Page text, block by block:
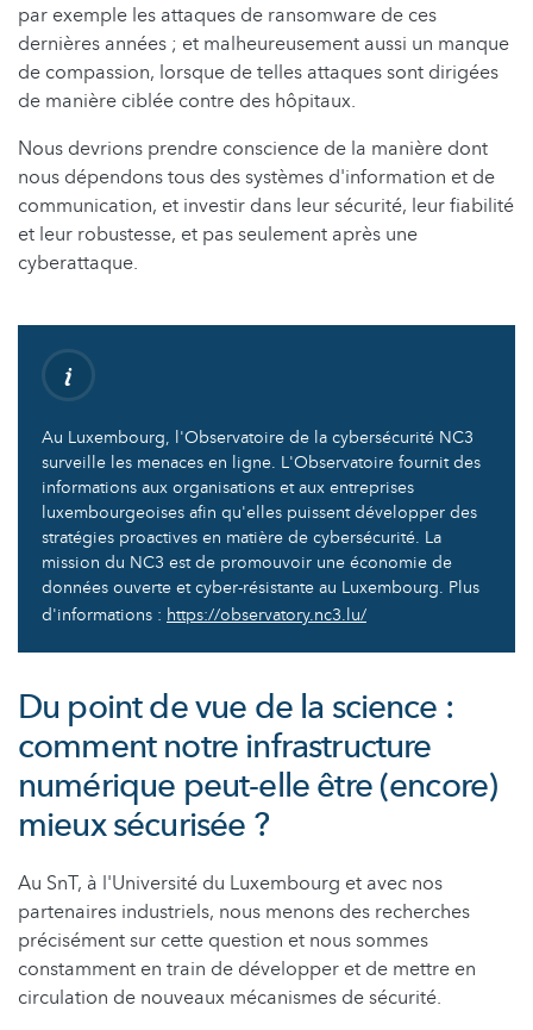
par exemple les attaques de ransomware de ces
dernières années ; et malheureusement aussi un manque
de compassion, lorsque de telles attaques sont dirigées
de manière ciblée contre des hôpitaux.
Nous devrions prendre conscience de la manière dont
nous dépendons tous des systèmes d'information et de
communication, et investir dans leur sécurité, leur fiabilité
et leur robustesse, et pas seulement après une
cyberattaque.
Au Luxembourg, l'Observatoire de la cybersécurité NC3
surveille les menaces en ligne. L'Observatoire fournit des
informations aux organisations et aux entreprises
luxembourgeoises afin qu'elles puissent développer des
stratégies proactives en matière de cybersécurité. La
mission du NC3 est de promouvoir une économie de
données ouverte et cyber-résistante au Luxembourg. Plus
d'informations : https://observatory.nc3.lu/
Du point de vue de la science :
comment notre infrastructure
numérique peut-elle être (encore)
mieux sécurisée ?
Au SnT, à l'Université du Luxembourg et avec nos
partenaires industriels, nous menons des recherches
précisément sur cette question et nous sommes
constamment en train de développer et de mettre en
circulation de nouveaux mécanismes de sécurité.